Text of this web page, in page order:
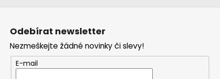
Z
Odebírat newsletter
Nezmeškejte žádné novinky či slevy!
E-mail